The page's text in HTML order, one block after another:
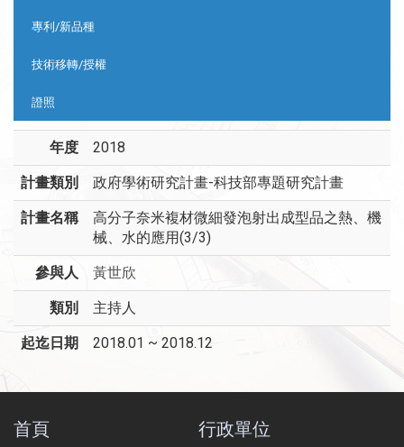
專利/新品種
技術移轉/授權
證照
年度 2018
計畫類別 政府學術研究計畫-科技部專題研究計畫
計畫名稱
高分子奈米複材微細發泡射出成型品之熱、機
械、水的應用(3/3)
參與人 黃世欣
類別 主持人
起迄日期 2018.01 ~ 2018.12
首頁 行政單位